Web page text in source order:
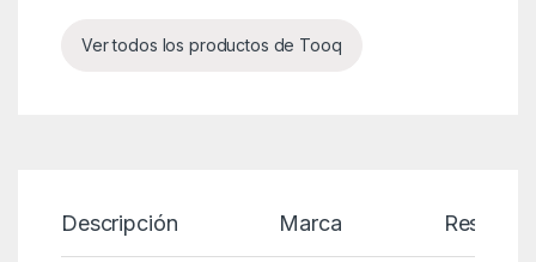
Ver todos los productos de Tooq
Descripción Marca Reseñas